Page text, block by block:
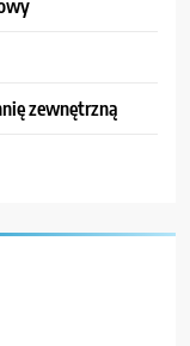
zewnętrzną